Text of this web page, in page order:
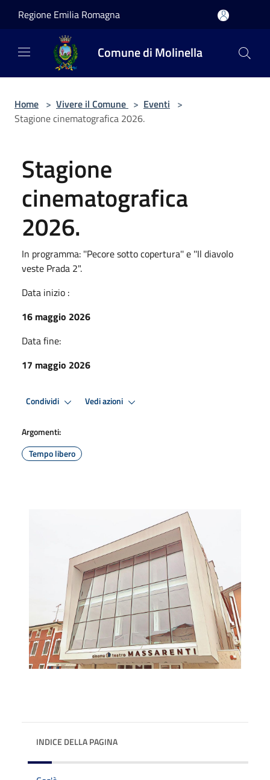
Regione Emilia Romagna
Comune di Molinella
Home > Vivere il Comune > Eventi >
Stagione cinematografica 2026.
Stagione
cinematografica
2026.
In programma: ''Pecore sotto copertura'' e ''Il diavolo
veste Prada 2".
Data inizio :
16 maggio 2026
Data fine:
17 maggio 2026
Condividi Vedi azioni
Argomenti:
Tempo libero
INDICE DELLA PAGINA